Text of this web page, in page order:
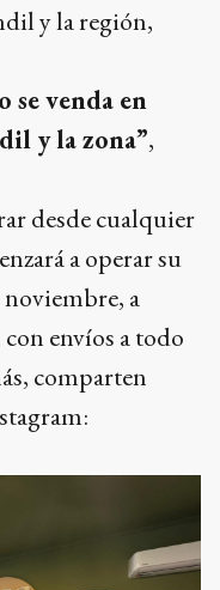
y la región,
se venda en
y la zona”,
desde cualquier
a operar su
a
con envíos a todo
comparten